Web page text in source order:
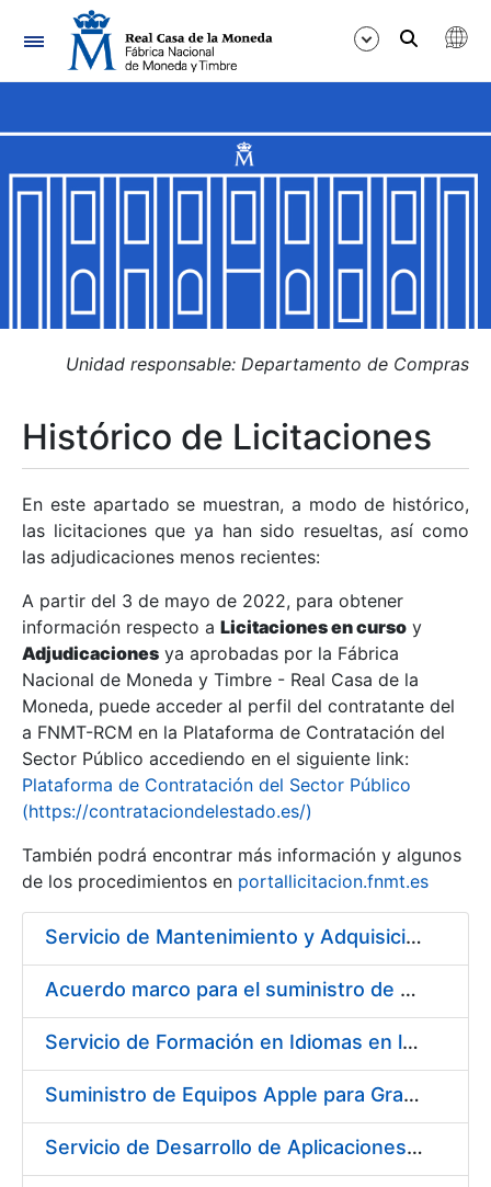
Navegación
Mostrar/Ocultar
Mostrar/Ocultar
Mostrar/Ocultar
Mostrar/Ocultar
Mostrar/Ocultar
Mostrar/Ocultar
Unidad responsable: Departamento de Compras
Histórico de Licitaciones
En este apartado se muestran, a modo de histórico,
las licitaciones que ya han sido resueltas, así como
las adjudicaciones menos recientes:
A partir del 3 de mayo de 2022, para obtener
información respecto a Licitaciones en curso y
Adjudicaciones ya aprobadas por la Fábrica
Nacional de Moneda y Timbre - Real Casa de la
Moneda, puede acceder al perfil del contratante del
a FNMT-RCM en la Plataforma de Contratación del
Sector Público accediendo en el siguiente link:
Plataforma de Contratación del Sector Público
(https://contrataciondelestado.es/)
También podrá encontrar más información y algunos
de los procedimientos en portallicitacion.fnmt.es
Servicio de Mantenimiento y Adquisición de las Tapas Automáticas Hygolet instaladas en la FNMT-RCM de Madrid, y el Suministro de Rollos de Plásticos Originales
Acuerdo marco para el suministro de material de acero inoxidable
Servicio de Formación en Idiomas en la modalidad presencial
Suministro de Equipos Apple para Grabado Artístico de Moneda y Preimpresión
Servicio de Desarrollo de Aplicaciones con AppWorks